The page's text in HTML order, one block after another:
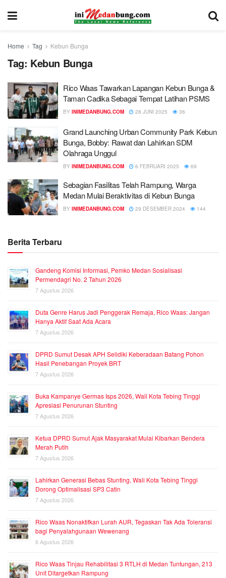
Home Tag Kebun Bunga
Tag: Kebun Bunga
Rico Waas Tawarkan Lapangan Kebun Bunga &
Taman Cadika Sebagai Tempat Latihan PSMS
BY INIMEDANBUNG.COM 28 JUNI 2025 36
Grand Launching Urban Community Park Kebun
Bunga, Bobby: Rawat dan Lahirkan SDM
Olahraga Unggul
BY INIMEDANBUNG.COM 6 FEBRUARI 2025 69
Sebagian Fasilitas Telah Rampung, Warga
Medan Mulai Beraktivitas di Kebun Bunga
BY INIMEDANBUNG.COM 29 DESEMBER 2024 144
Berita Terbaru
Gandeng Komisi Informasi, Pemko Medan Sosialisasi
Permendagri No. 2 Tahun 2026
7 Agustus 2026
Duta Genre Harus Jadi Penggerak Remaja, Rico Waas: Jangan
Hanya Aktif Saat Ada Acara
7 Agustus 2026
DPRD Sumut Desak APH Selidiki Keberadaan Batang Pohon
Hasil Penebangan Proyek BRT
7 Agustus 2026
Buka Kampanye Germas Isps 2026, Wali Kota Tebing Tinggi
Apresiasi Penurunan Stunting
7 Agustus 2026
Ketua DPRD Sumut Ajak Masyarakat Mulai Kibarkan Bendera
Merah Putih
7 Agustus 2026
Lahirkan Generasi Bebas Stunting, Wali Kota Tebing Tinggi
Dorong Optimalisasi SP3 Catin
7 Agustus 2026
Rico Waas Nonaktifkan Lurah AUR, Tegaskan Tak Ada Toleransi
bagi Penyalahgunaan Wewenang
6 Agustus 2026
Rico Waas Tinjau Rehabilitasi 3 RTLH di Medan Tuntungan, 213
Unit Ditargetkan Rampung